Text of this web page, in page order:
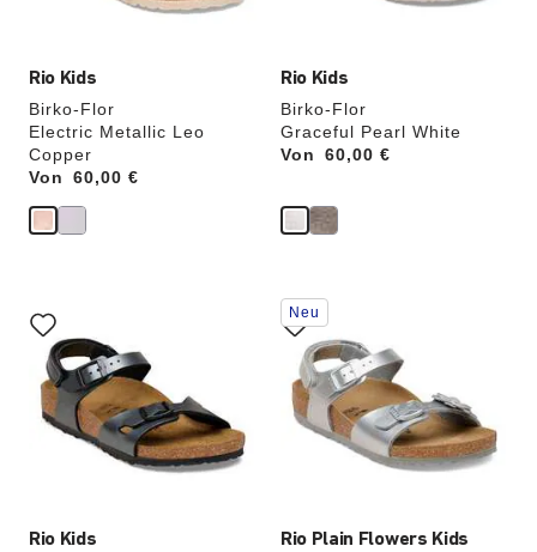
Rio Kids
Birko-Flor
Electric Metallic Leo
Copper
Von
Price:60,00 €
Rio Kids
Birko-Flor
Graceful Pearl White
Von
Price:60,00 €
Rio Kids
Anklicken
der
Farben
werden
die
Produktbilder
aktualisiert.
Rio Plain Flowers Kids
Durch
Anklicken
der
Farben
werden
die
Produktbilder
aktualisiert.
Neu